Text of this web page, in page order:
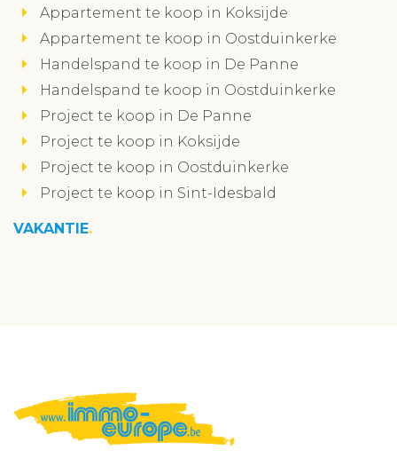
Appartement te koop in Koksijde
Appartement te koop in Oostduinkerke
Handelspand te koop in De Panne
Handelspand te koop in Oostduinkerke
Project te koop in De Panne
Project te koop in Koksijde
Project te koop in Oostduinkerke
Project te koop in Sint-Idesbald
VAKANTIE